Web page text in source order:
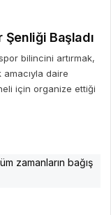
Şenliği Başladı
bilincini artırmak,
amacıyla daire
için organize ettiği